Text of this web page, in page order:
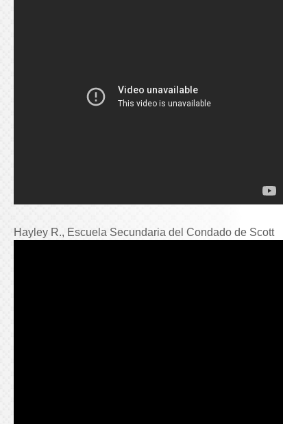
Hayley R., Escuela Secundaria del Condado de Scott